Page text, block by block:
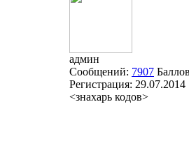
админ
Сообщений: 7907
Регистрация: 29.07.2014
<знахарь кодов>